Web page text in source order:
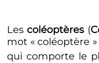
Les coléoptères (
mot « coléoptère
qui comporte le